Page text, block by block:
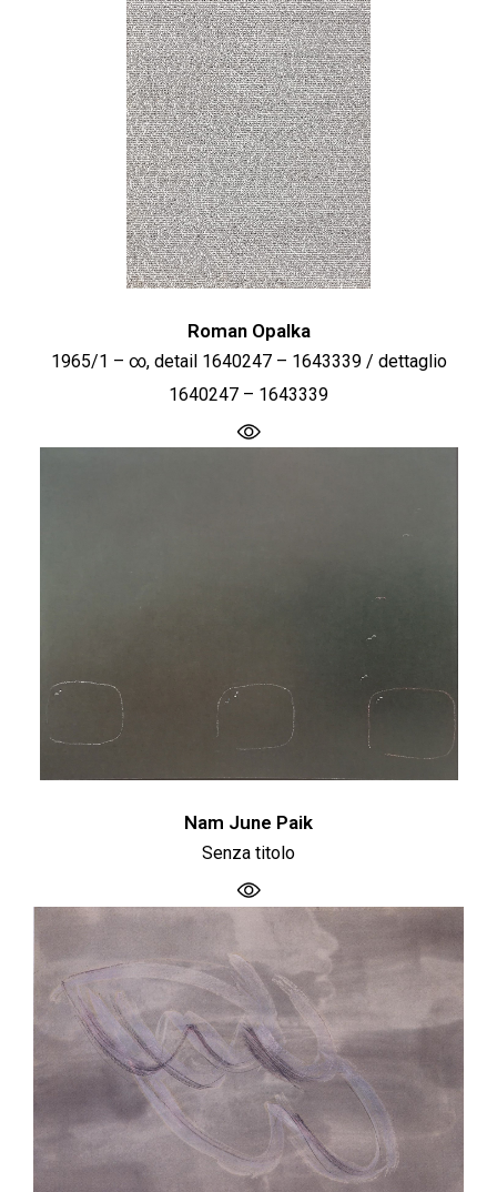
Roman Opalka
1965/1 – ∞, detail 1640247 – 1643339 / dettaglio
1640247 – 1643339
Nam June Paik
Senza titolo